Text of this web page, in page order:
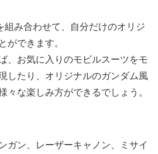
組み合わせて、自分だけのオリジ
ができます。
、お気に入りのモビルスーツをモ
したり、オリジナルのガンダム風
々な楽しみ方ができるでしょう。
ガン、レーザーキャノン、ミサイ